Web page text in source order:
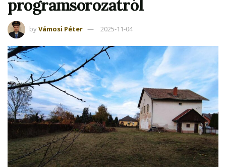
programsorozatról
byVámosi Péter 2025-11-04